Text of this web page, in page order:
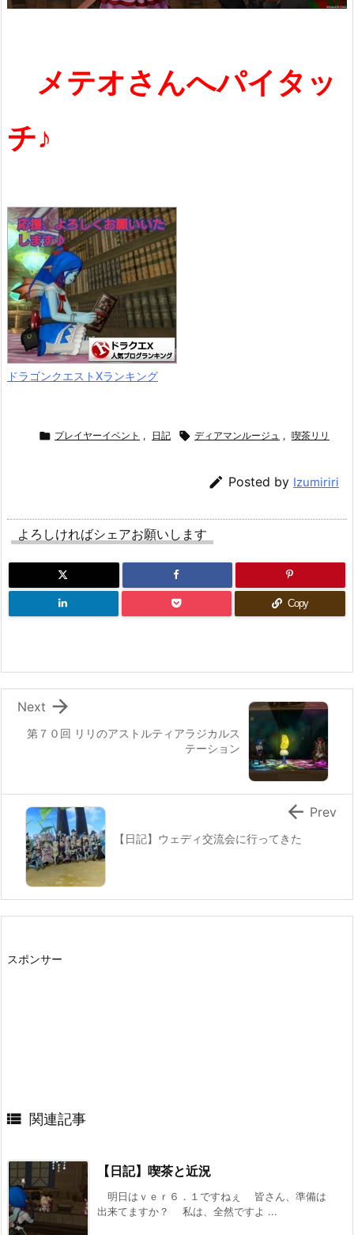
メテオさんへパイタッ
チ♪
ドラゴンクエストXランキング
 プレイヤーイベント , 日記  ディアマンルージュ , 喫茶リリ
 Posted by Izumiriri
よろしければシェアお願いします
Copy
第７０回 リリのアストルティアラジカルス
テーション

Next
【日記】ウェディ交流会に行ってきた
 Prev
スポンサー
 関連記事
【日記】喫茶と近況
明日はｖｅｒ６．１ですねぇ 皆さん、準備は
出来てますか？ 私は、全然ですよ ...